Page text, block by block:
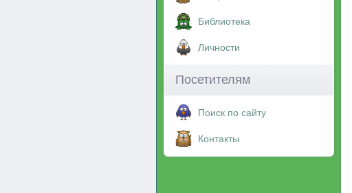
Библиотека
Личности
Посетителям
Поиск по сайту
Контакты